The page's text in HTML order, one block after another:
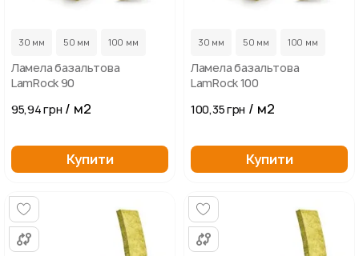
30 мм 50 мм 100 мм
Ламела базальтова
LamRock 90
95,94 грн / м2
Купити
30 мм 50 мм 100 мм
Ламела базальтова
LamRock 100
100,35 грн / м2
Купити